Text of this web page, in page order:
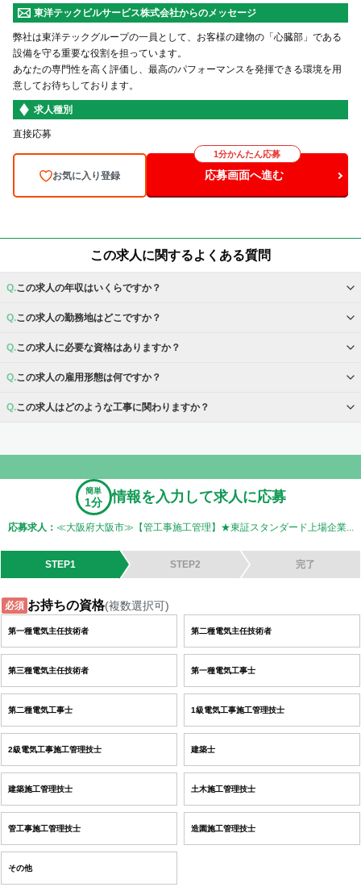
東洋テックビルサービス株式会社からのメッセージ
弊社は東洋テックグループの一員として、お客様の建物の「心臓部」である
設備を守る重要な役割を担っています。
あなたの専門性を高く評価し、最高のパフォーマンスを発揮できる環境を用
意してお待ちしております。
求人種別
直接応募
お気に入り登録 応募画面へ進む
1分かんたん応募
この求人に関するよくある質問
この求人の年収はいくらですか？
この求人の勤務地はどこですか？
この求人に必要な資格はありますか？
この求人の雇用形態は何ですか？
この求人はどのような工事に関わりますか？
簡単
1分 情報を入力して求人に応募
応募求人： ≪大阪府大阪市≫【管工事施工管理】★東証スタンダード上場企業...
STEP1 STEP2 完了
必須 お持ちの資格(複数選択可)
第一種電気主任技術者 第二種電気主任技術者
第三種電気主任技術者 第一種電気工事士
第二種電気工事士 1級電気工事施工管理技士
2級電気工事施工管理技士 建築士
建築施工管理技士 土木施工管理技士
管工事施工管理技士 造園施工管理技士
その他